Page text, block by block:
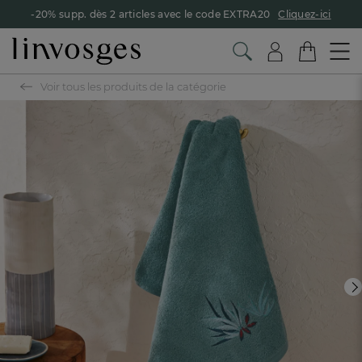
-20% supp. dès 2 articles avec le code EXTRA20 Cliquez-ici
Voir tous les produits de la catégorie